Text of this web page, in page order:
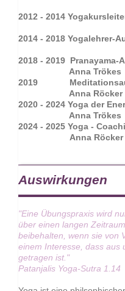
2012 - 2014
500
2014 - 2018 Yogalehrer-
840
2018 - 2019 Pranayama-
Anna Trökes
2019
Anna Röcker
2020 - 2024 Yoga der
Anna Trökes
2024 - 2025 Yoga -
Anna Röcker
Auswirkungen
"Eine Übungspraxis wird
über einen langen
beibehalten, wenn sie von
einem Interesse, dass aus
getragen ist."
Patanjalis Yoga-Sutra 1.14